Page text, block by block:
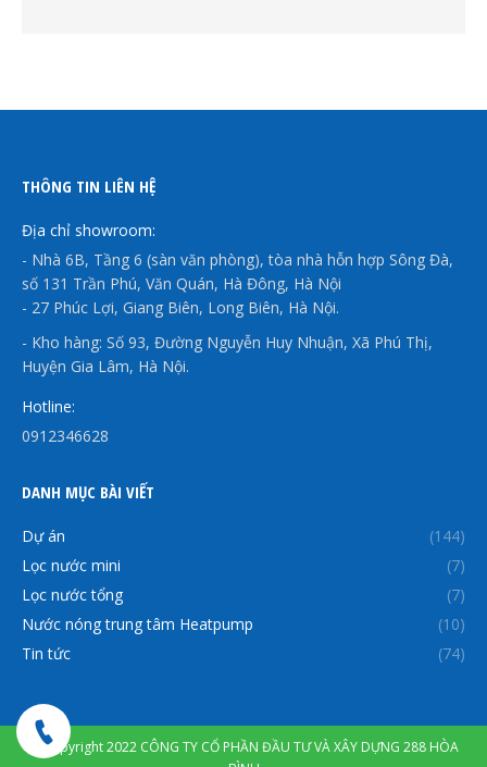
THÔNG TIN LIÊN HỆ
Địa chỉ showroom:
- Nhà 6B, Tầng 6 (sàn văn phòng), tòa nhà hỗn hợp Sông Đà,
số 131 Trần Phú, Văn Quán, Hà Đông, Hà Nội
- 27 Phúc Lợi, Giang Biên, Long Biên, Hà Nội.
- Kho hàng: Số 93, Đường Nguyễn Huy Nhuận, Xã Phú Thị,
Huyện Gia Lâm, Hà Nội.
Hotline:
0912346628
DANH MỤC BÀI VIẾT
Dự án
(144)
Lọc nước mini
(7)
Lọc nước tổng
(7)
Nước nóng trung tâm Heatpump
(10)
Tin tức
(74)
© Copyright 2022 CÔNG TY CỔ PHẦN ĐẦU TƯ VÀ XÂY DỰNG 288 HÒA